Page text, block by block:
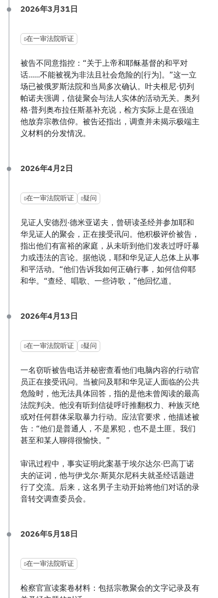
2026年3月31日
在一审法院听证
被告不同意指控：“关于上帝和耶稣基督的和平对
话......不能被视为非法且社会危险的[行为]。”这一立
场已被俄罗斯法院和当局多次确认。叶夫根尼·切列
帕诺夫强调，信徒聚会与法人实体的活动无关。奥列
格·普列奥布拉任斯基补充说，检方实际上是在强迫
他放弃宗教信仰。被告还指出，调查并未揭示极端主
义材料的分发情况。
2026年4月2日
在一审法院听证 疑问
见证人安德烈·德米亚诺夫，曾研读圣经并参加耶和
华见证人的聚会，正在接受讯问。他积极评价被告，
指出他们有富裕的家庭，从未听到他们发表过呼吁暴
力或违法的言论。据他说，耶和华见证人总体上从事
和平活动。“他们告诉我如何正确行事，如何信仰耶
和华。“查经、唱歌、一些诗歌，”他回忆道。
2026年4月13日
在一审法院听证 疑问
一名窃听被告电话并秘密查看他们电脑内容的行动官
员正在接受讯问。当被问及耶和华见证人面临的公共
危险时，他无法具体回答，指的是他未曾阅读的最高
法院判决。他没有听到信徒呼吁推翻权力、种族灭绝
或对任何群体采取暴力行动。应法官要求，他描述被
告：“他们是普通人，不是累犯，也不是土匪。我们
甚至和某人聊得很愉快。”
审讯过程中，事实证明此案基于埃尔达尔·巴高丁诺
夫的证词，他与伊戈尔·斯莫尔尼科夫就圣经话题进
行了交流。后来，这名男子主动开始将他们对话的录
音转交调查委员会。
2026年5月18日
在一审法院听证
检察官宣读案卷材料：包括宗教聚会的文字记录及有